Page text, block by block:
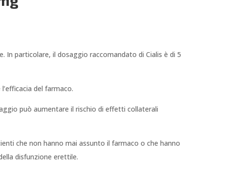
particolare, il dosaggio raccomandato di Cialis è di 5
del farmaco.
può aumentare il rischio di effetti collaterali
che non hanno mai assunto il farmaco o che hanno
disfunzione erettile.